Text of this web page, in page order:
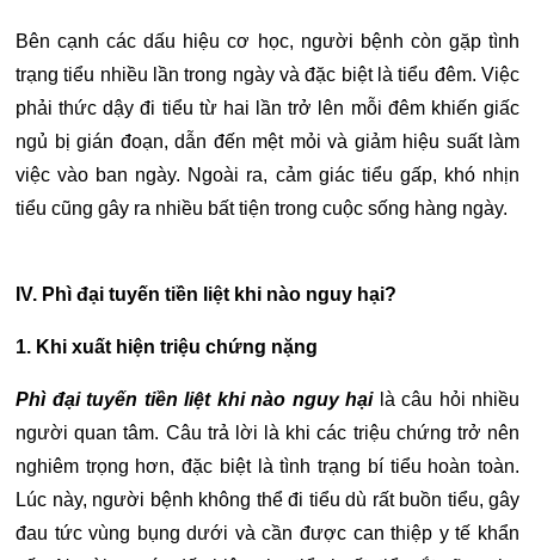
Bên cạnh các dấu hiệu cơ học, người bệnh còn gặp tình
trạng tiểu nhiều lần trong ngày và đặc biệt là tiểu đêm. Việc
phải thức dậy đi tiểu từ hai lần trở lên mỗi đêm khiến giấc
ngủ bị gián đoạn, dẫn đến mệt mỏi và giảm hiệu suất làm
việc vào ban ngày. Ngoài ra, cảm giác tiểu gấp, khó nhịn
tiểu cũng gây ra nhiều bất tiện trong cuộc sống hàng ngày.
IV. Phì đại tuyến tiền liệt khi nào nguy hại?
1. Khi xuất hiện triệu chứng nặng
Phì đại tuyến tiền liệt khi nào nguy hạilà câu hỏi nhiều
người quan tâm. Câu trả lời là khi các triệu chứng trở nên
nghiêm trọng hơn, đặc biệt là tình trạng bí tiểu hoàn toàn.
Lúc này, người bệnh không thể đi tiểu dù rất buồn tiểu, gây
đau tức vùng bụng dưới và cần được can thiệp y tế khẩn